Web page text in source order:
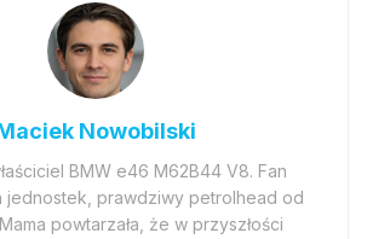
Nowobilski
BMW e46 M62B44 V8. Fan
jednostek, prawdziwy petrolhead od
powtarzała, że w przyszłości